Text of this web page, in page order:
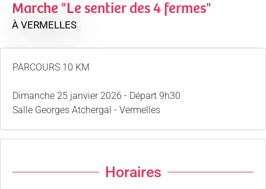
Marche "Le sentier des 4 fermes"
À VERMELLES
PARCOURS 10 KM
Dimanche 25 janvier 2026 - Départ 9h30
Salle Georges Atchergal - Vermelles
Horaires